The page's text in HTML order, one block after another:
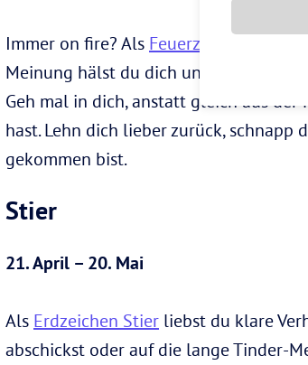
Immer on fire? Als Feuerzeichen Widder
Meinung hälst du dich ungern zurück
Geh mal in dich, anstatt gleich aus
hast. Lehn dich lieber zurück,
gekommen bist.
Stier
21. April – 20. Mai
Als Erdzeichen Stier liebst du klare
abschickst oder auf die lange Tinder-